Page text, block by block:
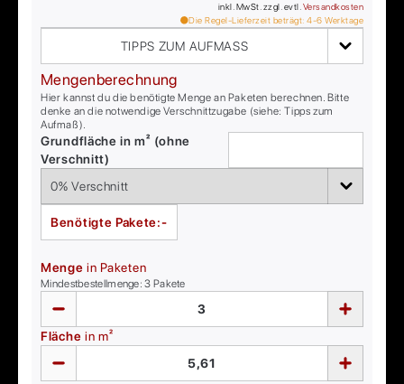
inkl. MwSt. zzgl. evtl. Versandkosten
Die Regel-Lieferzeit beträgt: 4-6 Werktage
TIPPS ZUM AUFMASS
Mengenberechnung
Hier kannst du die benötigte Menge an Paketen berechnen. Bitte
denke an die notwendige Verschnittzugabe (siehe: Tipps zum
Aufmaß).
Grundfläche in m² (ohne
Verschnitt)
Benötigte Pakete:-
Menge in Paketen
Mindestbestellmenge:3 Pakete
Fläche in m²